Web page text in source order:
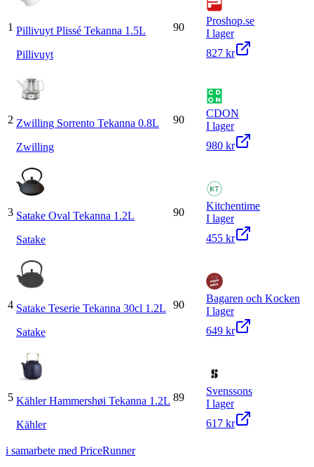
1 Pillivuyt Plissé Tekanna 1.5L
Pillivuyt
90
Proshop.se
I lager
827 kr
2 Zwilling Sorrento Tekanna 0.8L
Zwilling
90
CDON
I lager
980 kr
3 Satake Oval Tekanna 1.2L
Satake
90
Kitchentime
I lager
455 kr
4 Satake Teserie Tekanna 30cl 1.2L
Satake
90
Bagaren och Kocken
I lager
649 kr
5 Kähler Hammershøi Tekanna 1.2L
Kähler
89
Svenssons
I lager
617 kr
i samarbete med PriceRunner